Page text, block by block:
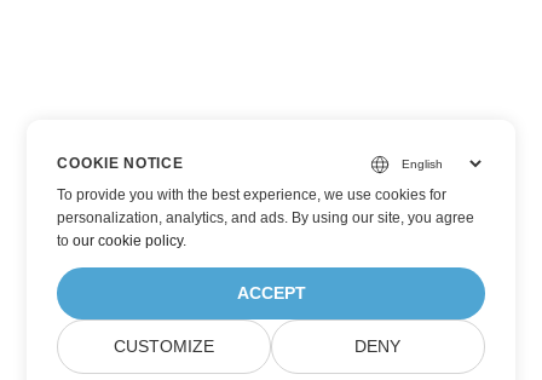
COOKIE NOTICE
To provide you with the best experience, we use cookies for
personalization, analytics, and ads. By using our site, you agree
toour cookie policy.
ACCEPT
CUSTOMIZE DENY